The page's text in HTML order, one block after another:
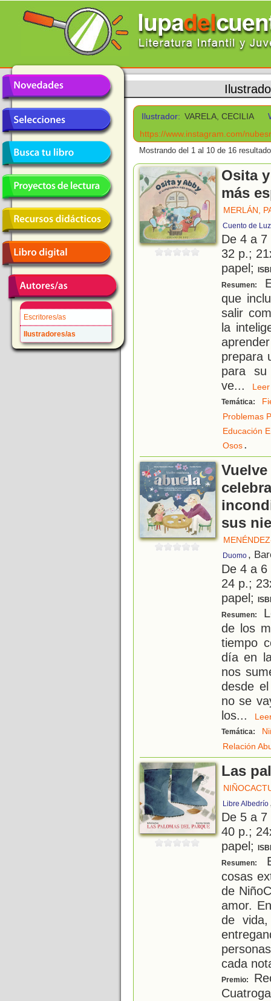
Escritores/as
Ilustradores/as
Ilustrador: VARELA, CECILIA
https://www.instagram.com/
Mostrando del 1 al 10 de 16
Osita
más
MERLÁN,
Cuento de Luz
De 4 a
32 p.;
papel;
Resumen:
que
salir
la
prepara
para
ve...
Temática:
Problemas
Educación
Osos.
sus
Duomo ,
De 4 a
24 p.;
papel;
Resumen:
de los
tiempo
día en
nos
desde
no se
los...
Temática:
Relación
Las
Libre Albedrío
De 5 a
40 p.;
papel;
Resumen:
cosas
de
amor.
de
cada
Premio: